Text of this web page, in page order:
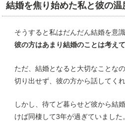
結婚を焦り始めた私と彼の温
そうすると私はだんだん結婚を意
彼の方はあまり結婚のことは考え
ただ、結婚となると大切なことな
切り出せず、彼の方から話してく
しかし、待てど暮らせど彼から結
けば同棲して3年が過ぎていました。